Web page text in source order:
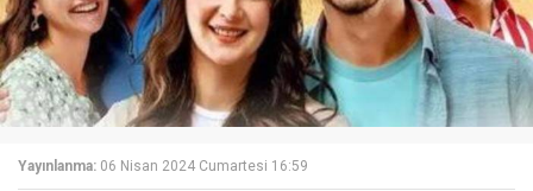
Yayınlanma: 06 Nisan 2024 Cumartesi 16:59